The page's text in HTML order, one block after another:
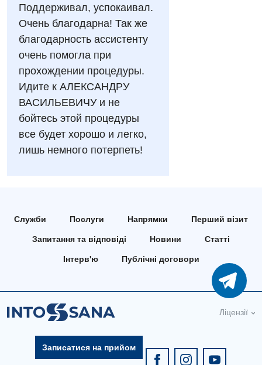
Для дорослих
Акушерство і гінекологія
Алергологія, імунологія
Андрологія
Безоплатні послуги
Дерматовенерологія
Дієтологія
Ендокринологія
Мамологія
Декларування
Національний скринінг здоров’я 40+
Українська
Російська
Поддерживал, успокаивал.
Очень благодарна! Так же
благодарность ассистенту
очень помогла при
прохождении процедуры.
Идите к АЛЕКСАНДРУ
ВАСИЛЬЕВИЧУ и не
бойтесь этой процедуры
все будет хорошо и легко,
лишь немного потерпеть!
Служби Послуги Напрямки Перший візит
Запитання та відповіді Новини Статті
Інтерв'ю Публічні договори
Ліцензії
Записатися на прийом